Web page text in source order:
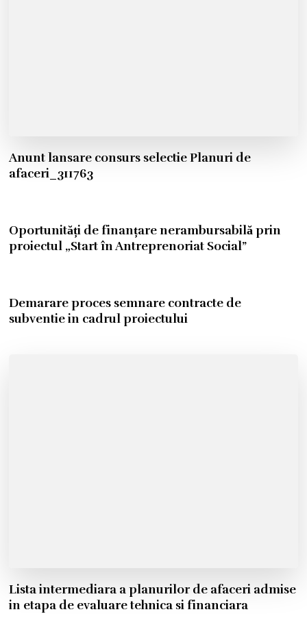
Anunt lansare consurs selectie Planuri de
afaceri_311763
Oportunități de finanțare nerambursabilă prin
proiectul „Start în Antreprenoriat Social”
Demarare proces semnare contracte de
subventie in cadrul proiectului
Lista intermediara a planurilor de afaceri admise
in etapa de evaluare tehnica si financiara